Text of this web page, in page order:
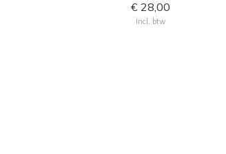
€ 28,00
Incl. btw